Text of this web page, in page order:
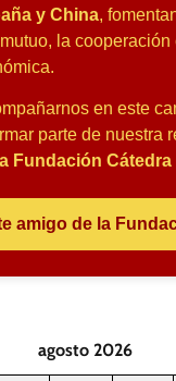
y China,
la cooperación
en este
parte de nuestra
Fundación Cátedra
amigo de la
agosto 2026